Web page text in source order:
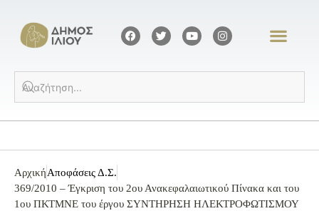
ΑρχικήΑποφάσεις Δ.Σ.
369/2010 – Έγκριση του 2ου Ανακεφαλαιωτικού Πίνακα και του
1ου ΠΚΤΜΝΕ του έργου ΣΥΝΤΗΡΗΣΗ ΗΛΕΚΤΡΟΦΩΤΙΣΜΟΥ